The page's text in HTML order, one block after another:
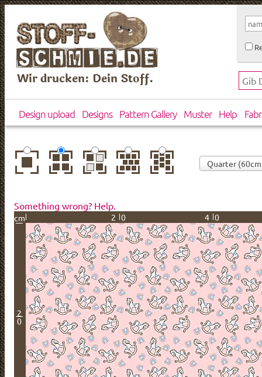
Wir drucken: Dein Stoff.
Design upload Designs Pattern Gallery Muster Help
center basic mirror brick drop
Something wrong? Help.
cm 20 40
2
0